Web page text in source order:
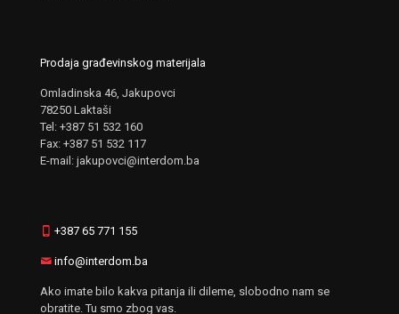
Prodaja građevinskog materijala
Omladinska 46, Jakupovci
78250 Laktaši
Tel: +387 51 532 160
Fax: +387 51 532 117
E-mail: jakupovci@interdom.ba
+387 65 771 155
info@interdom.ba
Ako imate bilo kakva pitanja ili dileme, slobodno nam se
obratite. Tu smo zbog vas.